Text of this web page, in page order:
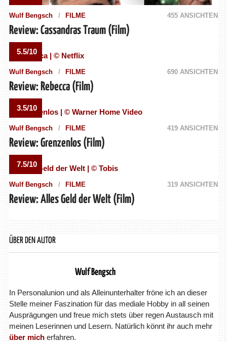
Wulf Bengsch FILME 455 ANSICHTEN
Review: Cassandras Traum (Film)
5.5/10
Wulf Bengsch FILME 690 ANSICHTEN
Review: Rebecca (Film)
3.5/10
Wulf Bengsch FILME 419 ANSICHTEN
Review: Grenzenlos (Film)
7.5/10
Wulf Bengsch FILME 319 ANSICHTEN
Review: Alles Geld der Welt (Film)
ÜBER DEN AUTOR
Wulf Bengsch
In Personalunion und als Alleinunterhalter fröne ich an dieser
Stelle meiner Faszination für das mediale Hobby in all seinen
Ausprägungen und freue mich stets über regen Austausch mit
meinen Leserinnen und Lesern. Natürlich könnt ihr auch mehr
über micherfahren.